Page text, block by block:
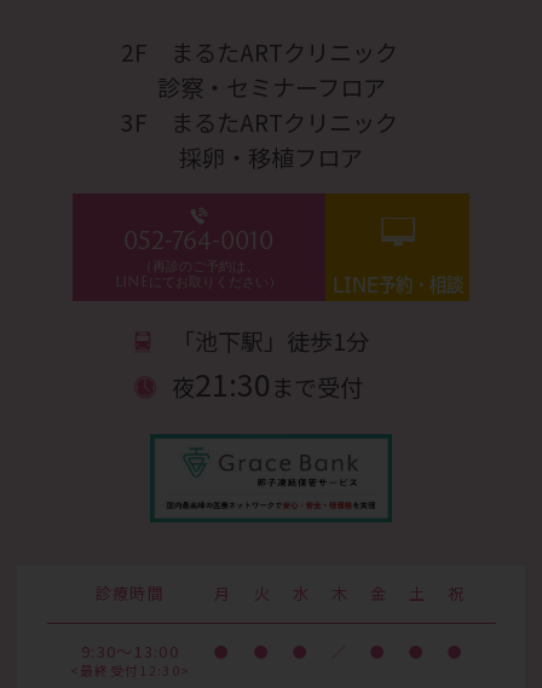
2F まるたARTクリニック
診察・セミナーフロア
3F まるたARTクリニック
採卵・移植フロア
052-764-0010
（再診のご予約は、
LINEにてお取りください） LINE予約・相談
「池下駅」徒歩1分
夜21:30 まで受付
診療時間 月 火 水 木 金 土 祝
9:30～13:00
<最終受付12:30>
● ● ● ● ● ●